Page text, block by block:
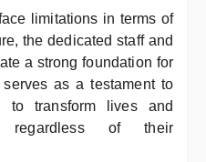
limitations in terms of
the dedicated staff and
a strong foundation for
as a testament to
to transform lives and
regardless of their